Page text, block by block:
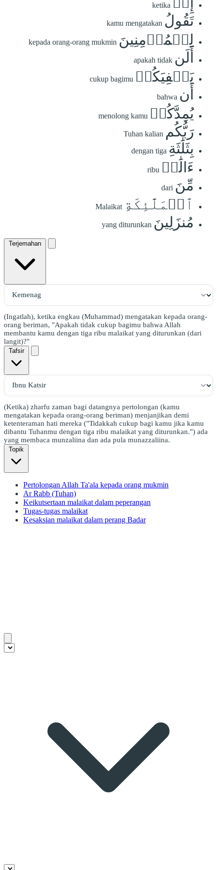
ketika
تَقُولُ kamu mengatakan
لِلۡمُؤۡمِنِينَ kepada orang-orang mukmin
أَلَن apakah tidak
يَكۡفِيَكُمۡ cukup bagimu
أَن bahwa
يُمِدَّكُمۡ menolong kamu
رَبُّكُم Tuhan kalian
بِثَلَٰثَةِ dengan tiga
ءَالَٰفٖ ribu
مِّنَ dari
ٱلۡمَلَٰٓئِكَةِ Malaikat
مُنزَلِينَ yang diturunkan
Terjemahan
(Ingatlah), ketika engkau (Muhammad) mengatakan kepada orang-
orang beriman, "Apakah tidak cukup bagimu bahwa Allah
membantu kamu dengan tiga ribu malaikat yang diturunkan (dari
langit)?"
Tafsir
(Ketika) zharfu zaman bagi datangnya pertolongan (kamu
mengatakan kepada orang-orang beriman) menjanjikan demi
ketenteraman hati mereka ("Tidakkah cukup bagi kamu jika kamu
dibantu Tuhanmu dengan tiga ribu malaikat yang diturunkan.") ada
yang membaca munzaliina dan ada pula munazzaliina.
Topik
Pertolongan Allah Ta'ala kepada orang mukmin
Ar Rabb (Tuhan)
Keikutsertaan malaikat dalam peperangan
Tugas-tugas malaikat
Kesaksian malaikat dalam perang Badar